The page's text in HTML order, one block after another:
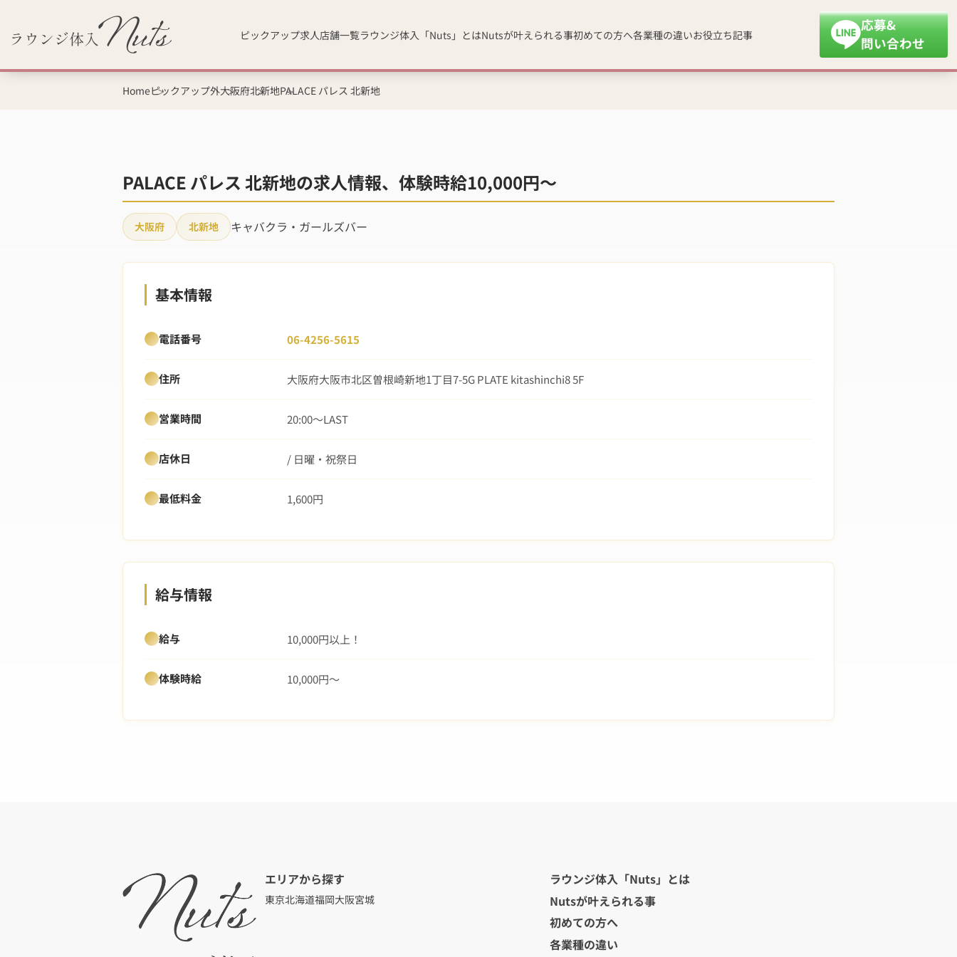
ピックアップ求人店舗一覧ラウンジ体入「Nuts」とはNutsが叶えられる事初めての方へ各業種の違いお役立ち記事
応募&
問い合わせ
Homeピックアップ外大阪府北新地PALACE パレス 北新地
PALACE パレス 北新地の求人情報、体験時給10,000円～
大阪府 北新地 キャバクラ・ガールズバー
基本情報
電話番号 06-4256-5615
住所 大阪府大阪市北区曽根崎新地1丁目7-5G PLATE kitashinchi8 5F
営業時間 20:00〜LAST
店休日 / 日曜・祝祭日
最低料金 1,600円
給与情報
給与 10,000円以上！
体験時給 10,000円～
エリアから探す
東京北海道福岡大阪宮城
ラウンジ体入「Nuts」とは
Nutsが叶えられる事
初めての方へ
各業種の違い